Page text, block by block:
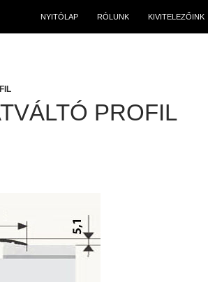
NYITÓLAP RÓLUNK KIVITELEZŐINK
PROFIL